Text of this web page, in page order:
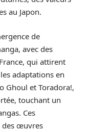
au Japon.
de
avec des
qui attirent
adaptations en
Ghoul et Toradora!,
touchant un
Ces
des œuvres